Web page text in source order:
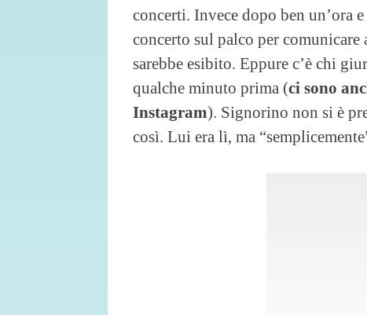
concerti. Invece dopo ben un’ora
concerto sul palco per comunicare
sarebbe esibito. Eppure c’è chi
qualche minuto prima (ci sono
Instagram). Signorino non si è
così. Lui era lì, ma